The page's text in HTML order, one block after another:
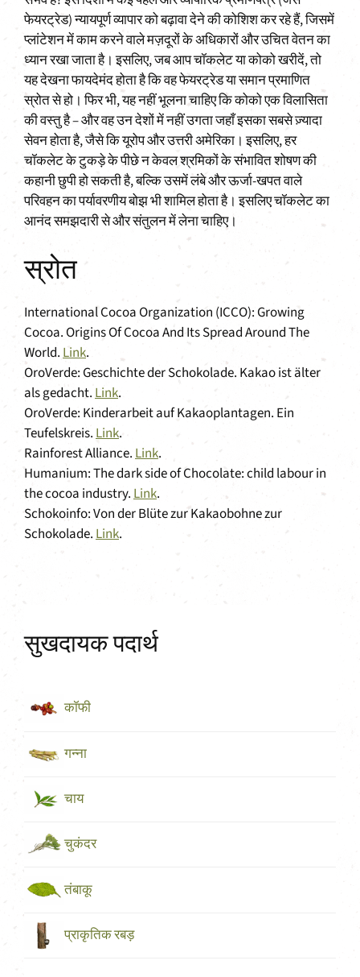
फेयरट्रेड) न्यायपूर्ण व्यापार को बढ़ावा देने की कोशिश कर रहे हैं, जिसमें
प्लांटेशन में काम करने वाले मज़दूरों के अधिकारों और उचित वेतन का
ध्यान रखा जाता है। इसलिए, जब आप चॉकलेट या कोको खरीदें, तो
यह देखना फायदेमंद होता है कि वह फेयरट्रेड या समान प्रमाणित
स्रोत से हो। फिर भी, यह नहीं भूलना चाहिए कि कोको एक विलासिता
की वस्तु है – और वह उन देशों में नहीं उगता जहाँ इसका सबसे ज़्यादा
सेवन होता है, जैसे कि यूरोप और उत्तरी अमेरिका। इसलिए, हर
चॉकलेट के टुकड़े के पीछे न केवल श्रमिकों के संभावित शोषण की
कहानी छुपी हो सकती है, बल्कि उसमें लंबे और ऊर्जा-खपत वाले
परिवहन का पर्यावरणीय बोझ भी शामिल होता है। इसलिए चॉकलेट का
आनंद समझदारी से और संतुलन में लेना चाहिए।
स्रोत
International Cocoa Organization (ICCO): Growing
Cocoa. Origins Of Cocoa And Its Spread Around The
World. Link.
OroVerde: Geschichte der Schokolade. Kakao ist älter
als gedacht. Link.
OroVerde: Kinderarbeit auf Kakaoplantagen. Ein
Teufelskreis. Link.
Rainforest Alliance. Link.
Humanium: The dark side of Chocolate: child labour in
the cocoa industry. Link.
Schokoinfo: Von der Blüte zur Kakaobohne zur
Schokolade. Link.
सुखदायक पदार्थ
कॉफी
गन्ना
चाय
चुकंदर
तंबाकू
प्राकृतिक रबड़